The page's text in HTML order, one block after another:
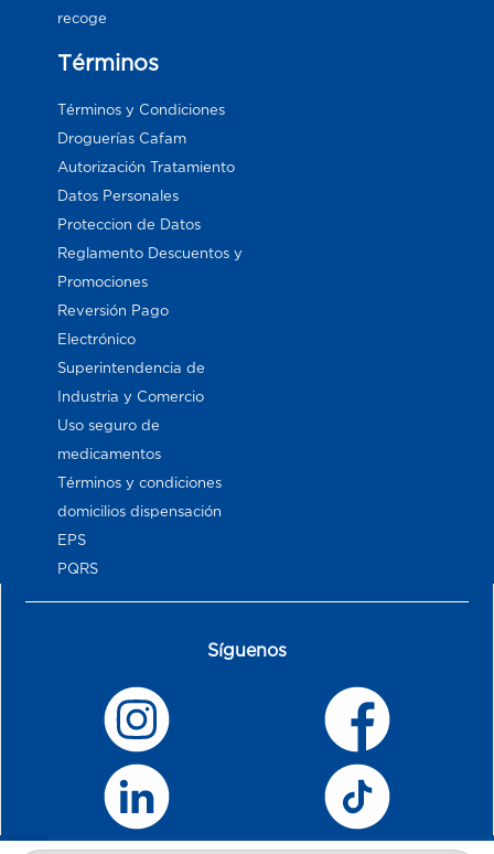
recoge
Términos
Términos y Condiciones
Droguerías Cafam
Autorización Tratamiento
Datos Personales
Proteccion de Datos
Reglamento Descuentos y
Promociones
Reversión Pago
Electrónico
Superintendencia de
Industria y Comercio
Uso seguro de
medicamentos
Términos y condiciones
domicilios dispensación
EPS
PQRS
Síguenos